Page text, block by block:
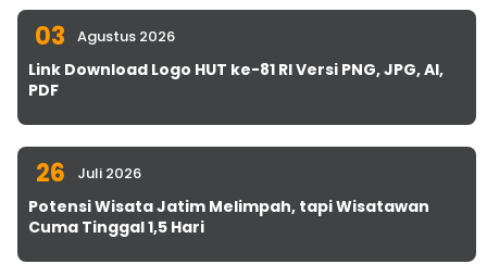
03 Agustus 2026
Link Download Logo HUT ke-81 RI Versi PNG, JPG, AI,
PDF
26 Juli 2026
Potensi Wisata Jatim Melimpah, tapi Wisatawan
Cuma Tinggal 1,5 Hari